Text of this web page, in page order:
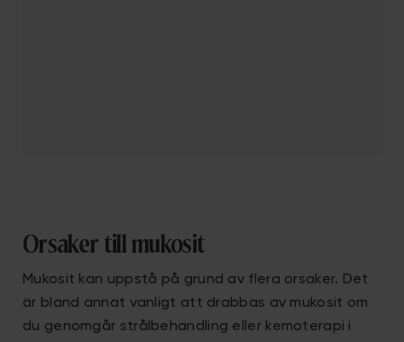
Orsaker till mukosit
Mukosit kan uppstå på grund av flera orsaker. Det
är bland annat vanligt att drabbas av mukosit om
du genomgår strålbehandling eller kemoterapi i